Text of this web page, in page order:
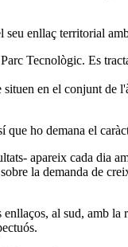
enllaç territorial
Tecnològic. Es
en el conjunt de
ho demana el
apareix cada dia
la demanda de
al sud, amb